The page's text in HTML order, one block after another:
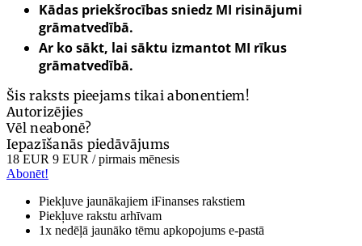
Kādas priekšrocības sniedz MI risinājumi
grāmatvedībā.
Ar ko sākt, lai sāktu izmantot MI rīkus
grāmatvedībā.
Šis raksts pieejams tikai abonentiem!
Autorizējies
Vēl neabonē?
Iepazīšanās piedāvājums
18 EUR 9 EUR / pirmais mēnesis
Abonēt!
Piekļuve jaunākajiem iFinanses rakstiem
Piekļuve rakstu arhīvam
1x nedēļā jaunāko tēmu apkopojums e-pastā